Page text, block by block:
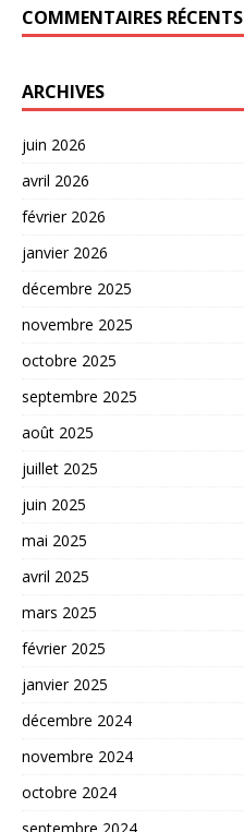
COMMENTAIRES RÉCENTS
ARCHIVES
juin 2026
avril 2026
février 2026
janvier 2026
décembre 2025
novembre 2025
octobre 2025
septembre 2025
août 2025
juillet 2025
juin 2025
mai 2025
avril 2025
mars 2025
février 2025
janvier 2025
décembre 2024
novembre 2024
octobre 2024